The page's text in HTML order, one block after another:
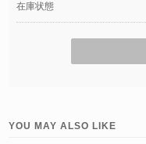
在庫状態
YOU MAY ALSO LIKE